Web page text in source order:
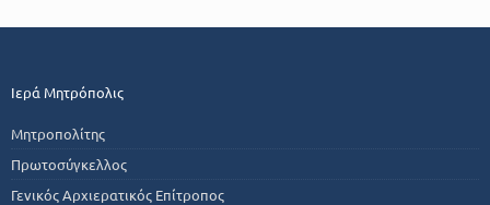
Ιερά Μητρόπολις
Μητροπολίτης
Πρωτοσύγκελλος
Γενικός Αρχιερατικός Επίτροπος